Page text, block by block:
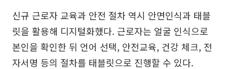
신규 근로자 교육과 안전 절차 역시 안면인식과 태블
릿을 활용해 디지털화했다. 근로자는 얼굴 인식으로
본인을 확인한 뒤 언어 선택, 안전교육, 건강 체크, 전
자서명 등의 절차를 태블릿으로 진행할 수 있다.